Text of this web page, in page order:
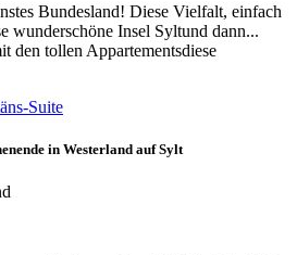
Bundesland! Diese Vielfalt, einfach
wunderschöne Insel Syltund dann...
den tollen Appartementsdiese
Suite
in Westerland auf Sylt